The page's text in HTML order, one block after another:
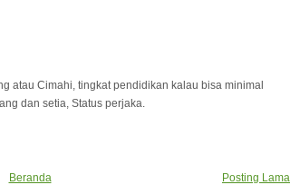
atau Cimahi, tingkat pendidikan kalau bisa minimal
dan setia, Status perjaka.
Posting Lama
Beranda